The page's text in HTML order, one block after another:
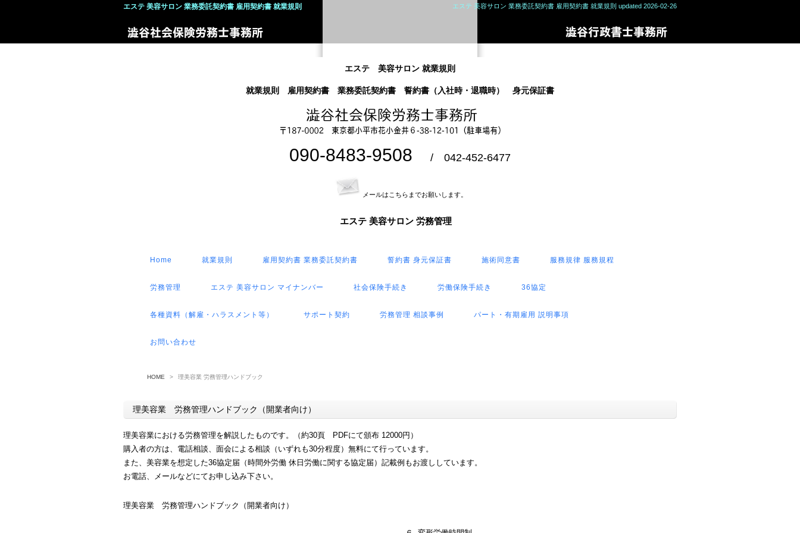
エステ 美容サロン 業務委託契約書 雇用契約書 就業規則 エステ 美容サロン 業務委託契約書 雇用契約書 就業規則 updated 2026-02-26
エステ 美容サロン 就業規則
就業規則 雇用契約書 業務委託契約書 誓約書（入社時・退職時） 身元保証書
090-8483-9508 / 042-452-6477
メールはこちらまでお願いします。
エステ 美容サロン 労務管理
Home 就業規則 雇用契約書 業務委託契約書 誓約書 身元保証書 施術同意書 服務規律 服務規程
労務管理 エステ 美容サロン マイナンバー 社会保険手続き 労働保険手続き 36協定
各種資料（解雇・ハラスメント等） サポート契約 労務管理 相談事例 パート・有期雇用 説明事項
お問い合わせ
HOME > 理美容業 労務管理ハンドブック
理美容業 労務管理ハンドブック（開業者向け）
理美容業における労務管理を解説したものです。（約30頁 PDFにて頒布 12000円）
購入者の方は、電話相談、面会による相談（いずれも30分程度）無料にて行っています。
また、美容業を想定した36協定届（時間外労働 休日労働に関する協定届）記載例もお渡ししています。
お電話、メールなどにてお申し込み下さい。
理美容業 労務管理ハンドブック（開業者向け）